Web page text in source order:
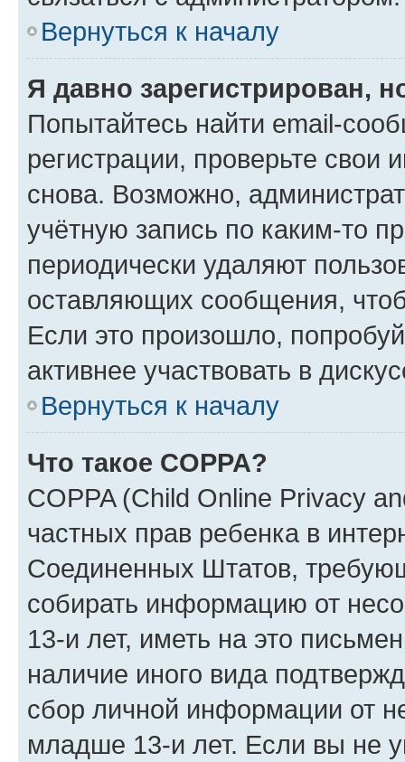
Вернуться к началу
Я давно зарегистрирован,
Попытайтесь найти email-
регистрации, проверьте свои
снова. Возможно,
учётную запись по каким-то
периодически удаляют
оставляющих сообщения,
Если это произошло,
активнее участвовать в
Вернуться к началу
Что такое COPPA?
COPPA (Child Online Privacy
частных прав ребенка в
Соединенных Штатов,
собирать информацию от
13-и лет, иметь на это
наличие иного вида
сбор личной информации от
младше 13-и лет. Если вы не